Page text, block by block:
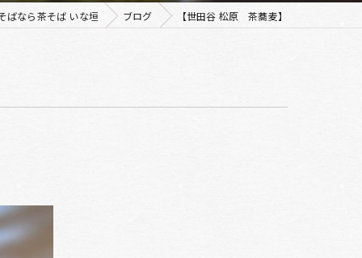
ばなら茶そば いな垣 ブログ 【世田谷 松原 茶蕎麦】